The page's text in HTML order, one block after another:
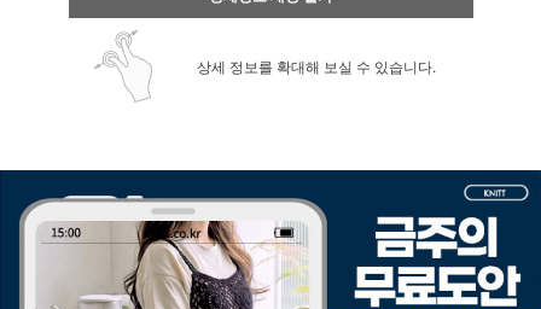
상세 정보를 확대해 보실 수 있습니다.